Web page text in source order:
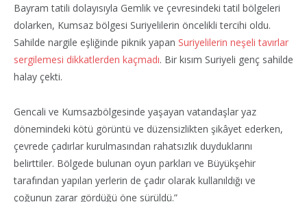
Bayram tatili dolayısıyla Gemlik ve çevresindeki tatil bölgeleri
dolarken, Kumsaz bölgesi Suriyelilerin öncelikli tercihi oldu.
Sahilde nargile eşliğinde piknik yapan Suriyelilerin neşeli tavırlar
sergilemesi dikkatlerden kaçmadı. Bir kısım Suriyeli genç sahilde
halay çekti.
Gencali ve Kumsazbölgesinde yaşayan vatandaşlar yaz
dönemindeki kötü görüntü ve düzensizlikten şikâyet ederken,
çevrede çadırlar kurulmasından rahatsızlık duyduklarını
belirttiler. Bölgede bulunan oyun parkları ve Büyükşehir
tarafından yapılan yerlerin de çadır olarak kullanıldığı ve
çoğunun zarar gördüğü öne sürüldü.”